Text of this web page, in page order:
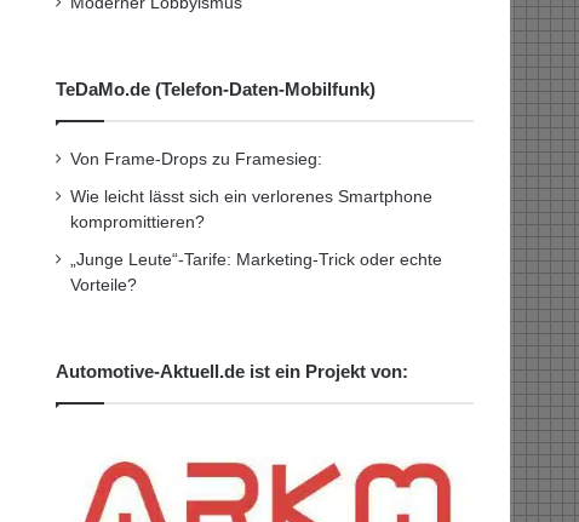
TeDaMo.de (Telefon-Daten-Mobilfunk)
Von Frame-Drops zu Framesieg:
Wie leicht lässt sich ein verlorenes Smartphone
kompromittieren?
„Junge Leute“-Tarife: Marketing-Trick oder echte
Vorteile?
Automotive-Aktuell.de ist ein Projekt von: